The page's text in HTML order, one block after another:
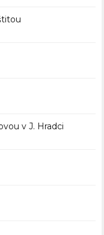
v J. Hradci